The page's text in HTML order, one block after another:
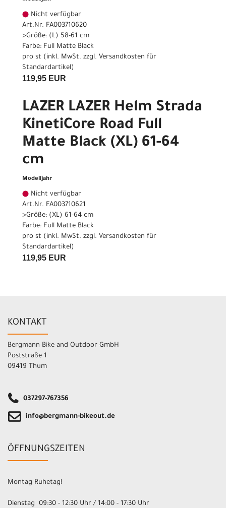
Nicht verfügbar
Art.Nr. FA003710620
>Größe: (L) 58-61 cm
Farbe: Full Matte Black
pro st (inkl. MwSt. zzgl. Versandkosten für
Standardartikel)
119,95 EUR
LAZER LAZER Helm Strada
KinetiCore Road Full
Matte Black (XL) 61-64
cm
Modelljahr
Nicht verfügbar
Art.Nr. FA003710621
>Größe: (XL) 61-64 cm
Farbe: Full Matte Black
pro st (inkl. MwSt. zzgl. Versandkosten für
Standardartikel)
119,95 EUR
KONTAKT
Bergmann Bike and Outdoor GmbH
Poststraße 1
09419 Thum
037297-767356
info@bergmann-bikeout.de
ÖFFNUNGSZEITEN
Montag Ruhetag!
Dienstag 09:30 - 12:30 Uhr / 14:00 - 17:30 Uhr